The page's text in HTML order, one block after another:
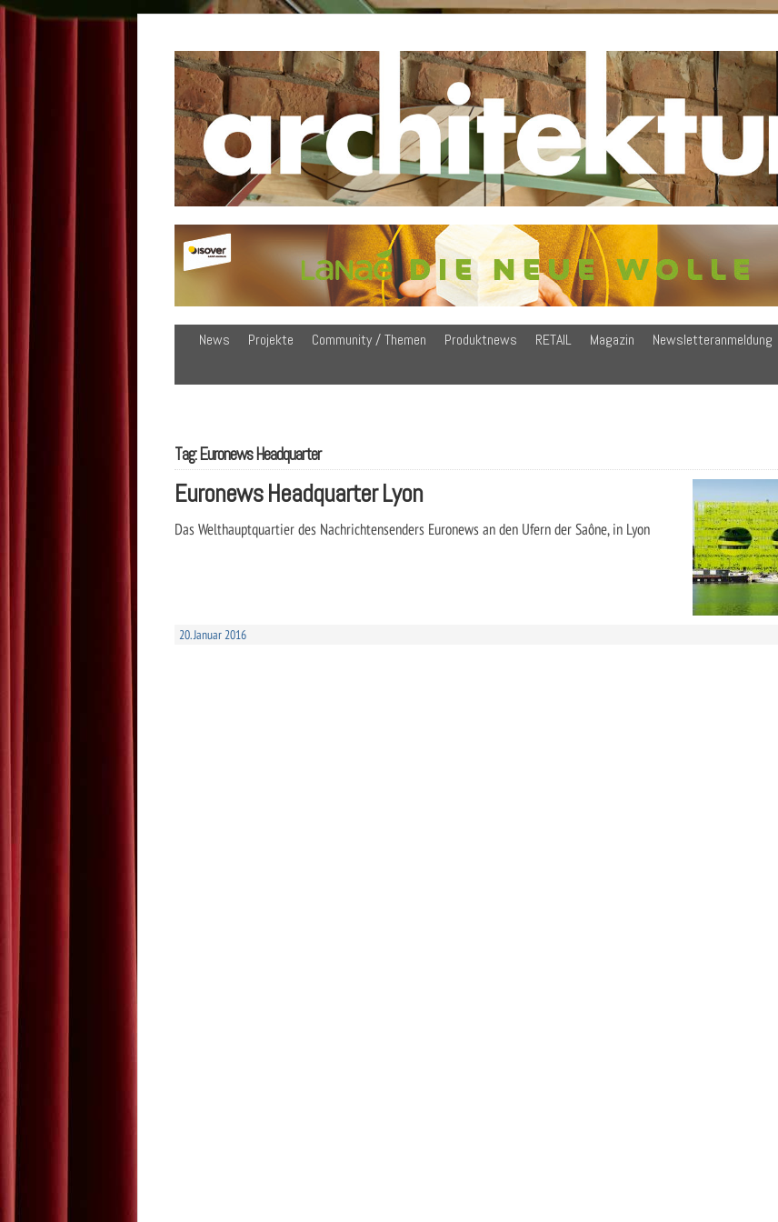
News Projekte Community / Themen Produktnews RETAIL Magazin Newsletteranmeldung
Tag: Euronews Headquarter
Euronews Headquarter Lyon
Das Welthauptquartier des Nachrichtensenders Euronews an den Ufern der Saône, in Lyon
20. Januar 2016